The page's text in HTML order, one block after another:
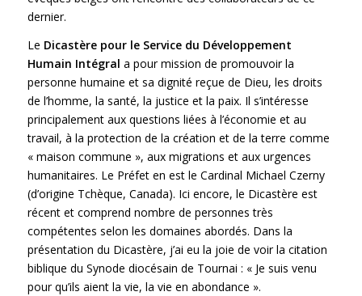
dernier.
Le Dicastère pour le Service du Développement
Humain Intégral a pour mission de promouvoir la
personne humaine et sa dignité reçue de Dieu, les droits
de l’homme, la santé, la justice et la paix. Il s’intéresse
principalement aux questions liées à l’économie et au
travail, à la protection de la création et de la terre comme
« maison commune », aux migrations et aux urgences
humanitaires. Le Préfet en est le Cardinal Michael Czerny
(d’origine Tchèque, Canada). Ici encore, le Dicastère est
récent et comprend nombre de personnes très
compétentes selon les domaines abordés. Dans la
présentation du Dicastère, j’ai eu la joie de voir la citation
biblique du Synode diocésain de Tournai : « Je suis venu
pour qu’ils aient la vie, la vie en abondance ».